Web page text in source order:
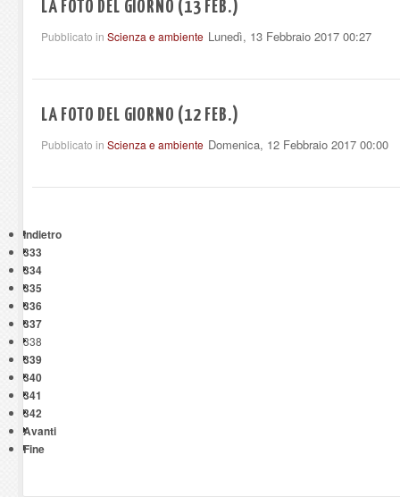
LA FOTO DEL GIORNO (13 FEB.)
Pubblicato in Scienza e ambiente Lunedì, 13 Febbraio 2017 00:27
LA FOTO DEL GIORNO (12 FEB.)
Pubblicato in Scienza e ambiente Domenica, 12 Febbraio 2017 00:00
Indietro
333
334
335
336
337
338
339
340
341
342
Avanti
Fine